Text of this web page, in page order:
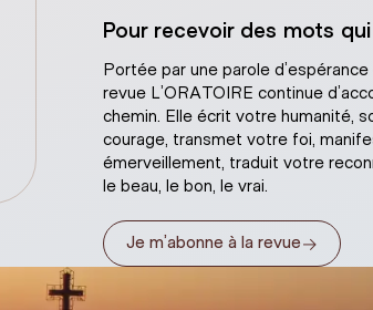
Jésus plâtre naturelPour recevoir des mots
Portée par une parole
revue L’ORATOIRE continue
chemin. Elle écrit votre humanité,
courage, transmet votre foi,
émerveillement, traduit votre
le beau, le bon, le vrai.
Je m’abonne à la revue→